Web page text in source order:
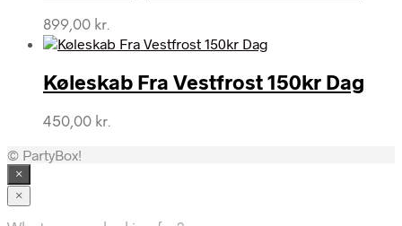
899,00 kr.
Køleskab Fra Vestfrost 150kr Dag
450,00 kr.
© PartyBox!
×
×